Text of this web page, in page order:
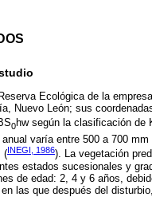
Ecológica de la
Nuevo León; sus
0hw según la clasificación de
varía entre 500 a 700 mm
( INEGI, 1986). La vegetación
estados sucesionales y
de edad: 2, 4 y 6 años,
las que después del